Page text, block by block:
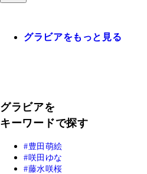
グラビアをもっと見る
グラビアを
キーワードで探す
豊田萌絵
咲田ゆな
藤水咲桜